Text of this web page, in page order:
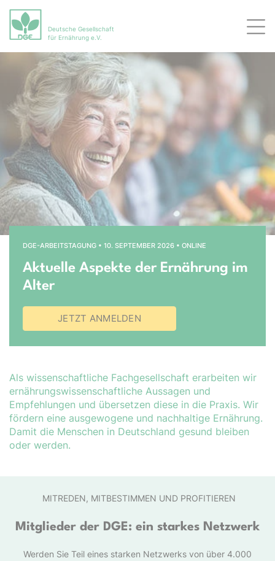
Deutsche Gesellschaft
für Ernährung e.V.
Startseite
Bühnenslider überspringen
DGE-ARBEITSTAGUNG • 10. SEPTEMBER 2026 • ONLINE
Aktuelle Aspekte der Ernährung im
Alter
JETZT ANMELDEN
Als wissenschaftliche Fachgesellschaft erarbeiten wir
er­nähr­ungs­wis­sen­schaft­liche Aussagen und
Empfehlungen und übersetzen diese in die Praxis. Wir
fördern eine ausgewogene und nachhaltige Ernährung.
Damit die Menschen in Deutschland gesund bleiben
oder werden.
MITREDEN, MITBESTIMMEN UND PROFITIEREN
Mitglieder der DGE: ein starkes Netzwerk
Werden Sie Teil eines starken Netzwerks von über 4.000